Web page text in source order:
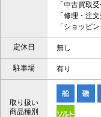
「中古買取
「修理・注
「ショッピ
定休日 無し
駐車場 有り
取り扱い
商品種別